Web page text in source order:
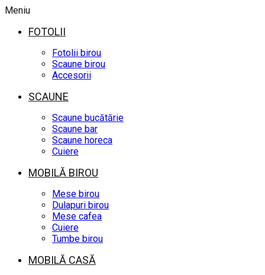
Meniu
FOTOLII
Fotolii birou
Scaune birou
Accesorii
SCAUNE
Scaune bucătărie
Scaune bar
Scaune horeca
Cuiere
MOBILĂ BIROU
Mese birou
Dulapuri birou
Mese cafea
Cuiere
Tumbe birou
MOBILĂ CASĂ